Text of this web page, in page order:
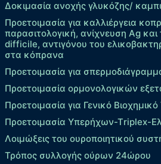
Δοκιμασία ανοχής γλυκόζης/
Προετοιμασία για καλλιέργεια
παρασιτολογική, ανίχνευση Ag
difficile, αντιγόνου του
στα κόπρανα
Προετοιμασία για
Προετοιμασία ορμονολογικών
Προετοιμασία για Γενικό
Προετοιμασία Υπερήχων-Τriplex-
Λοιμώξεις του ουροποιητικού
Τρόπος συλλογής ούρων 24ώρου